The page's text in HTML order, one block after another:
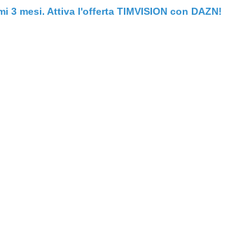
3 mesi. Attiva l'offerta TIMVISION con DAZN!